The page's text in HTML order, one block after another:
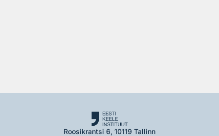
Roosikrantsi 6, 10119 Tallinn